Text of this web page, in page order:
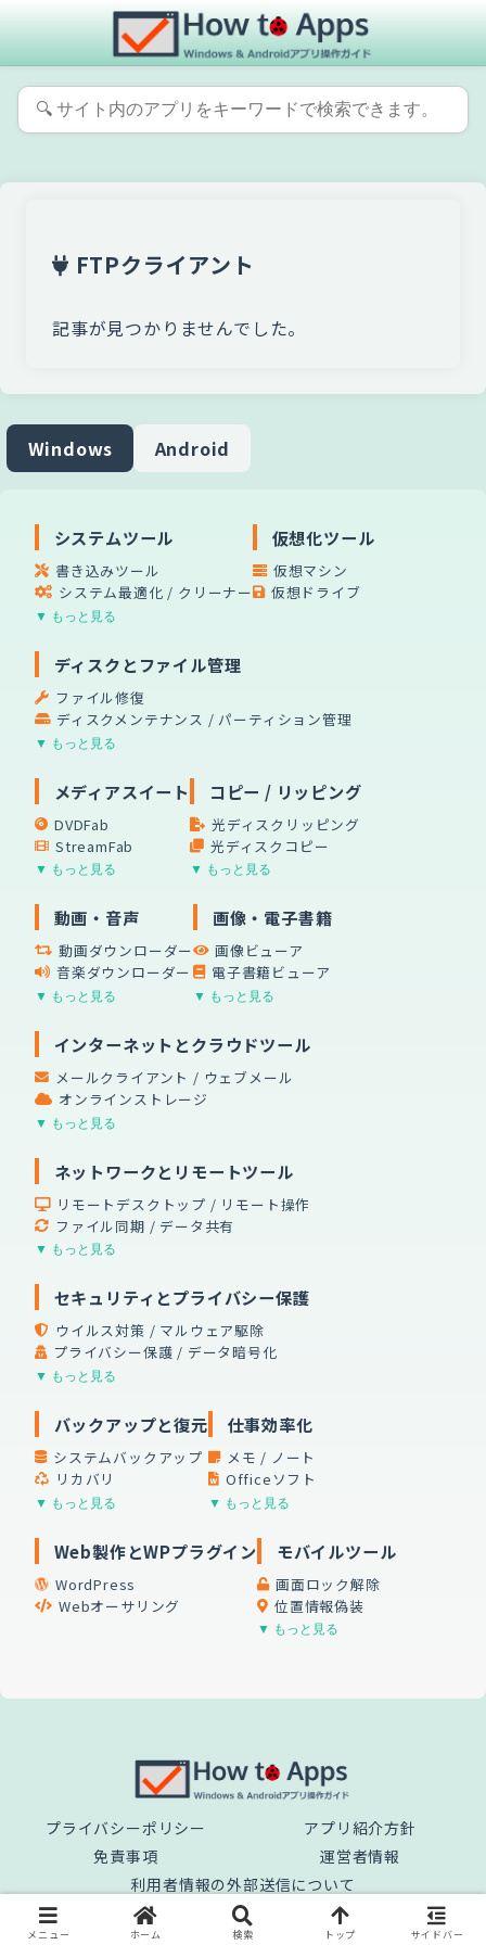
FTPクライアント
記事が見つかりませんでした。
Windows Android
システムツール
書き込みツール
システム最適化 / クリーナー
▼ もっと見る
仮想化ツール
仮想マシン
仮想ドライブ
ディスクとファイル管理
ファイル修復
ディスクメンテナンス / パーティション管理
▼ もっと見る
メディアスイート
DVDFab
StreamFab
▼ もっと見る
コピー / リッピング
光ディスクリッピング
光ディスクコピー
▼ もっと見る
動画・音声
動画ダウンローダー
音楽ダウンローダー
▼ もっと見る
画像・電子書籍
画像ビューア
電子書籍ビューア
▼ もっと見る
インターネットとクラウドツール
メールクライアント / ウェブメール
オンラインストレージ
▼ もっと見る
ネットワークとリモートツール
リモートデスクトップ / リモート操作
ファイル同期 / データ共有
▼ もっと見る
セキュリティとプライバシー保護
ウイルス対策 / マルウェア駆除
プライバシー保護 / データ暗号化
▼ もっと見る
バックアップと復元
システムバックアップ
リカバリ
▼ もっと見る
仕事効率化
メモ / ノート
Officeソフト
▼ もっと見る
Web製作とWPプラグイン
WordPress
Webオーサリング
モバイルツール
画面ロック解除
位置情報偽装
▼ もっと見る
プライバシーポリシー
アプリ紹介方針
免責事項
運営者情報
利用者情報の外部送信について
© 2025 How to Apps.
メニュー ホーム 検索 トップ サイドバー